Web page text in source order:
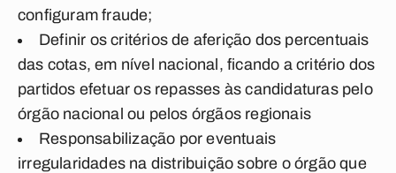
configuram fraude;
Definir os critérios de aferição dos percentuais
das cotas, em nível nacional, ficando a critério dos
partidos efetuar os repasses às candidaturas pelo
órgão nacional ou pelos órgãos regionais
Responsabilização por eventuais
irregularidades na distribuição sobre o órgão que